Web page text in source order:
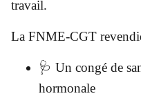
travail.
La FNME-CGT
🩺 Un congé de
hormonale